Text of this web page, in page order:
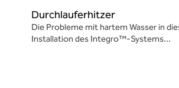
Durchlauferhitzer
Die Probleme mit hartem Wasser in
Installation des Integro™-Systems...